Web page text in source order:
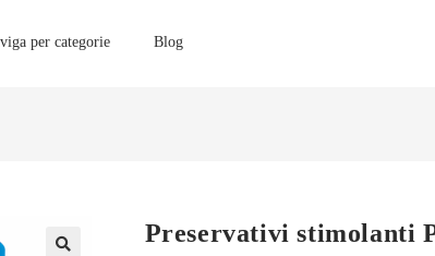
per categorie Blog
Preservativi stimolanti